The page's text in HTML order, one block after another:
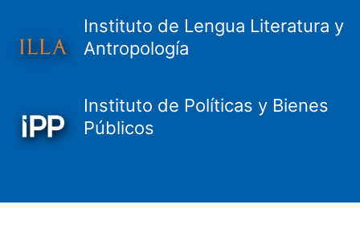
Instituto de Lengua Literatura y
Antropología
Instituto de Políticas y Bienes
Públicos